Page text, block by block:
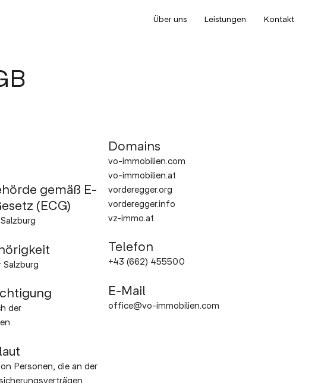
Über uns Leistungen Kontakt
gemäß E-
(ECG)
der
Personen, die an der
Domains
vo-immobilien.com
vo-immobilien.at
vorderegger.org
vorderegger.info
vz-immo.at
Telefon
+43 (662) 455500
E-Mail
office@vo-immobilien.com